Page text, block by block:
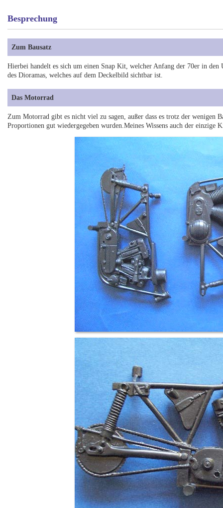
Besprechung
Zum Bausatz
Hierbei handelt es sich um einen Snap Kit, welcher Anfang der 70er in
des Dioramas, welches auf dem Deckelbild sichtbar ist.
Das Motorrad
Zum Motorrad gibt es nicht viel zu sagen, außer dass es trotz der wenigen
Proportionen gut wiedergegeben wurden.Meines Wissens auch der einzige